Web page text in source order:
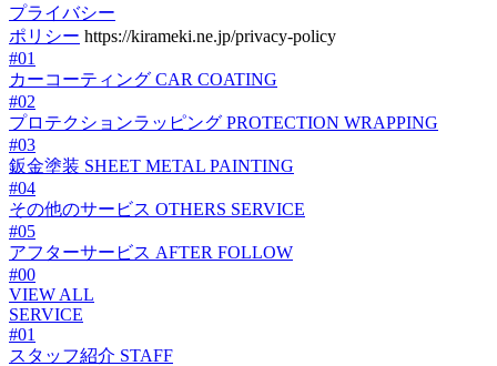
プライバシー
ポリシー https://kirameki.ne.jp/privacy-policy
#01
カーコーティング CAR COATING
#02
プロテクションラッピング PROTECTION WRAPPING
#03
鈑金塗装 SHEET METAL PAINTING
#04
その他のサービス OTHERS SERVICE
#05
アフターサービス AFTER FOLLOW
#00
VIEW ALL
SERVICE
#01
スタッフ紹介 STAFF